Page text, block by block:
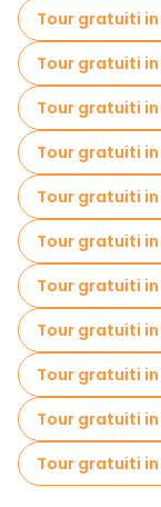
Tour in
Tour gratuiti in
Tour gratuiti in
Tour gratuiti in
Tour gratuiti in
Tour gratuiti in
Tour gratuiti in
Tour gratuiti in
Tour gratuiti in
Tour gratuiti in
Tour gratuiti in
Tour gratuiti in